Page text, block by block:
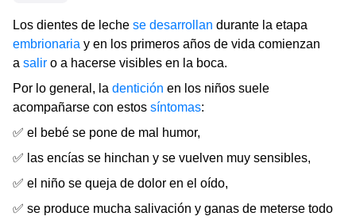
Los dientes de leche se desarrollan durante la etapa
embrionaria y en los primeros años de vida comienzan
a salir o a hacerse visibles en la boca.
Por lo general, la dentición en los niños suele
acompañarse con estos síntomas:
✅ el bebé se pone de mal humor,
✅ las encías se hinchan y se vuelven muy sensibles,
✅ el niño se queja de dolor en el oído,
✅ se produce mucha salivación y ganas de meterse todo